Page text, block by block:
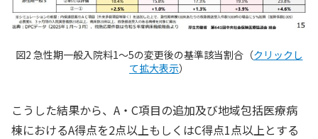
図2 急性期一般入院料1～5の変更後の基準該当割合（クリックし
て拡大表示）
こうした結果から、A・C項目の追加及び地域包括医療病
棟におけるA得点を2点以上もしくはC得点1点以上とする